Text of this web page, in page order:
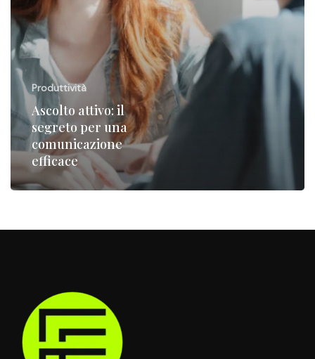
Produttività
Ascolto attivo: il
segreto per una
comunicazione
efficace